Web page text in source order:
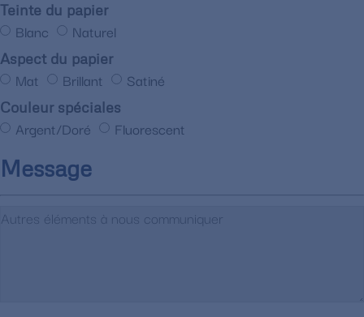
Teinte du papier
Blanc Naturel
Aspect du papier
Mat Brillant Satiné
Couleur spéciales
Argent/Doré Fluorescent
Message